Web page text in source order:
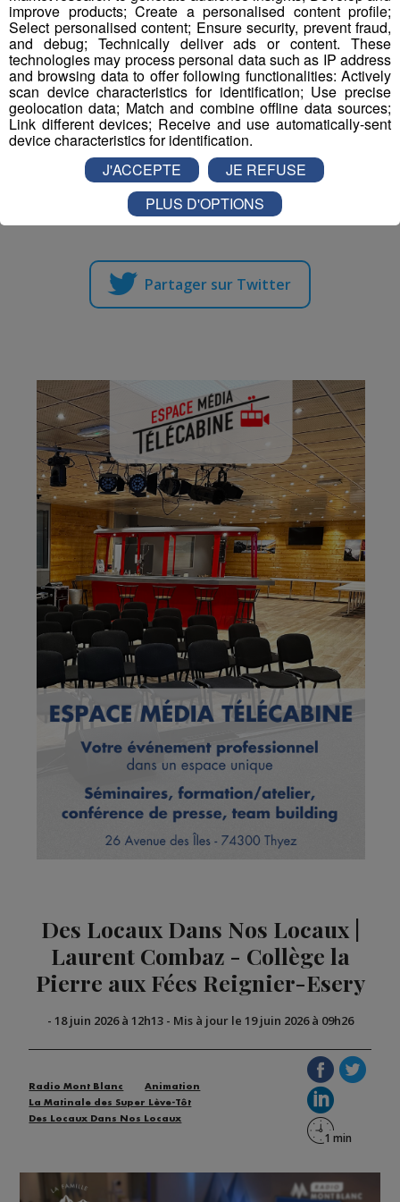
Les rendez-vous se déroulent tout l'été, et dans certains
secteurs jusqu'aux vacances de la Toussaint, et c’est
totalement gratuit.
Le programme complet est disponible sur le site
vismaviedebucheron.org
Partager sur Facebook
Partager sur Twitter
Des Locaux Dans Nos Locaux |
Laurent Combaz - Collège la
Pierre aux Fées Reignier-Esery
- 18 juin 2026 à 12h13- Mis à jour le 19 juin 2026 à 09h26
Radio Mont Blanc
Animation
La Matinale des Super Lève-Tôt
Des Locaux Dans Nos Locaux
improve products; Create a personalised content profile;
Select personalised content; Ensure security, prevent fraud,
and debug; Technically deliver ads or content. These
technologies may process personal data such as IP address
and browsing data to offer following functionalities: Actively
scan device characteristics for identification; Use precise
geolocation data; Match and combine offline data sources;
Link different devices; Receive and use automatically-sent
device characteristics for identification.
J'ACCEPTE
JE REFUSE
PLUS D'OPTIONS